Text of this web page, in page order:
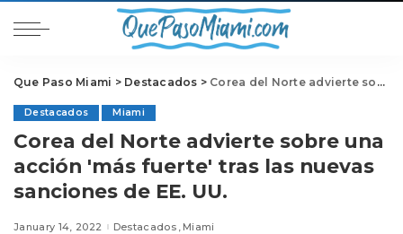
Que Paso Miami > Destacados > Corea del Norte advierte sobre una acción 'más fuerte' tras las nuevas sanciones de EE. UU.
Destacados Miami
Corea del Norte advierte sobre una
acción 'más fuerte' tras las nuevas
sanciones de EE. UU.
January 14, 2022 Destacados Miami